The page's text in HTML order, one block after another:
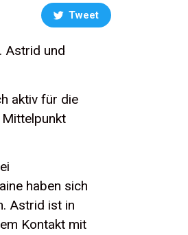
Tweet
Astrid und
aktiv für die
haben sich
Astrid ist in
Kontakt mit